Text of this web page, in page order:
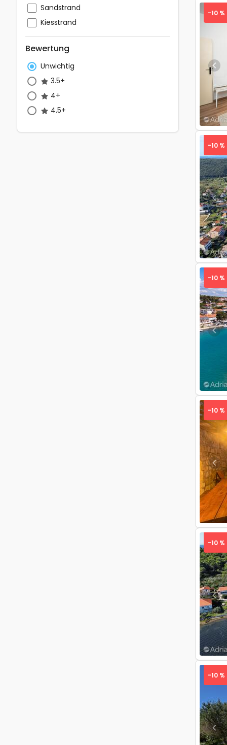
Sandstrand
Kiesstrand
Bewertung
Unwichtig
3.5+
4+
4.5+
-10 %
-10 %
-10 %
-10 %
-10 %
-10 %